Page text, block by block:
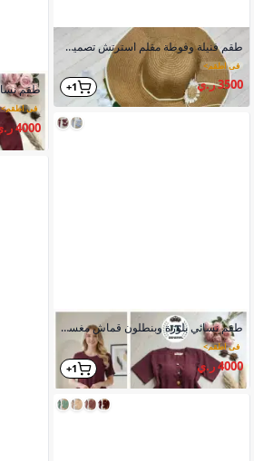
طقم فنيلة وفوطة مقلم استرتش تصميم عصري فري سايز
في اطقم>
3500 ر.ي 1+
طقم نسائي بلوزة وبنطلون قماش مغسول تركي واسع بتفاصيل عصرية
في اطقم>
4000 ر.ي 1+
في اطقم>
4000 ر.ي